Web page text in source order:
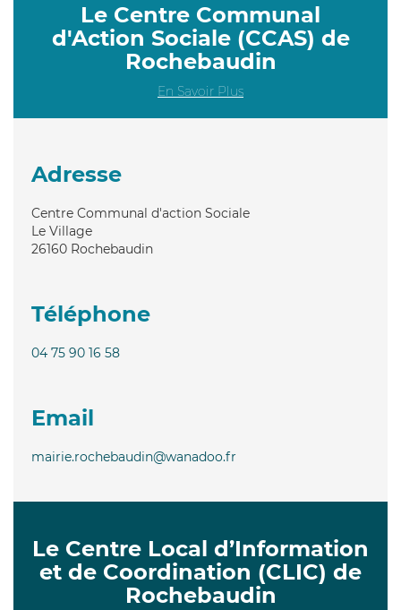
Le Centre Communal
d'Action Sociale (CCAS) de
Rochebaudin
En Savoir Plus
Adresse
Centre Communal d'action Sociale
Le Village
26160 Rochebaudin
Téléphone
04 75 90 16 58
Email
mairie.rochebaudin@wanadoo.fr
Le Centre Local d’Information
et de Coordination (CLIC) de
Rochebaudin